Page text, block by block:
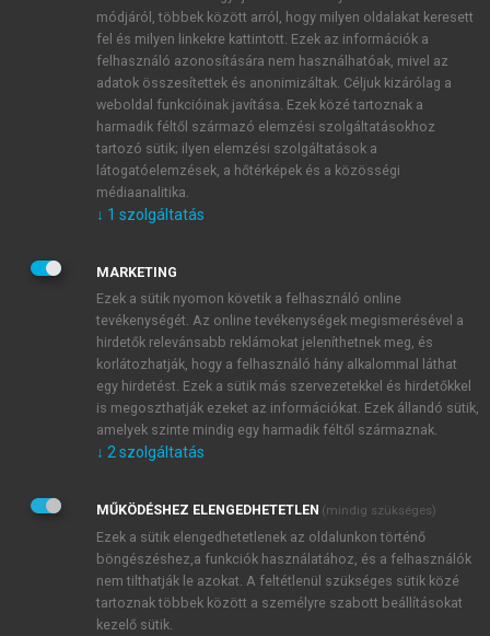
ÚJ FIÓK LÉTREHOZÁSA
1 óra díjmentes hozzáférés
E-MAIL-CÍM
JELSZÓ
JELSZÓ ÚJRA
Kérek értesítést a MeRSZ újdonságairól, akcióiról.
Kérek értesítést az Akadémiai Kiadó Zrt. újdonságairól,
Adatkezelési tájékoztatóbanfoglaltakat tudomásul
veszem és elfogadom.
Általános vásárlási feltételeket, valamint a szotar.netés a
mersz.huoldalak licencszerződéseiben foglaltakat
tudomásul veszem és elfogadom.
módjáról, többek között arról, hogy milyen oldalakat keresett
fel és milyen linkekre kattintott. Ezek az információk a
felhasználó azonosítására nem használhatóak, mivel az
adatok összesítettek és anonimizáltak. Céljuk kizárólag a
weboldal funkcióinak javítása. Ezek közé tartoznak a
harmadik féltől származó elemzési szolgáltatásokhoz
tartozó sütik; ilyen elemzési szolgáltatások a
látogatóelemzések, a hőtérképek és a közösségi
médiaanalitika.
↓ 1 szolgáltatás
MARKETING
Ezek a sütik nyomon követik a felhasználó online
tevékenységét. Az online tevékenységek megismerésével a
hirdetők relevánsabb reklámokat jeleníthetnek meg, és
korlátozhatják, hogy a felhasználó hány alkalommal láthat
egy hirdetést. Ezek a sütik más szervezetekkel és hirdetőkkel
is megoszthatják ezeket az információkat. Ezek állandó sütik,
amelyek szinte mindig egy harmadik féltől származnak.
↓ 2 szolgáltatás
MŰKÖDÉSHEZ ELENGEDHETETLEN (mindig szükséges)
Ezek a sütik elengedhetetlenek az oldalunkon történő
böngészéshez,a funkciók használatához, és a felhasználók
nem tilthatják le azokat. A feltétlenül szükséges sütik közé
tartoznak többek között a személyre szabott beállításokat
kezelő sütik.